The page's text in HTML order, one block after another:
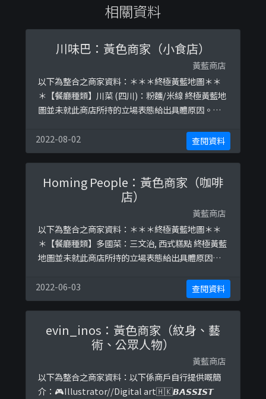
相關資料
川味巴：黃色商家（小食店）
黃藍商店
以下為整合之商家資料：＊＊＊終極黃藍地圖＊＊
＊【餐廳種類】川菜 (四川)：粉麵/米線 終極黃藍地
圖並未就此商店所持的立場表態給出具體原因。＊
https://www.facebook.com/314834852536657
/posts/371935240159951/https://www.facebo
ok.com/314834852536657/posts/39 ...
2022-08-02 查閱資料
Homing People：黃色商家（咖啡
店）
黃藍商店
以下為整合之商家資料：＊＊＊終極黃藍地圖＊＊
＊【餐廳種類】多國菜：三文治, 西式糕點 終極黃藍
地圖並未就此商店所持的立場表態給出具體原因。
Hours are 8:15am-5:00pm (Monday to Friday);
9:00-4:00pm (Saturday); closed on Sunday and
public holidays.We a ...
2022-06-03 查閱資料
evin_inos：黃色商家（紋身、藝
術、公眾人物）
黃藍商店
以下為整合之商家資料：以下係商戶自行提供嘅簡
介：🎮Illustrator//Digital art🇭🇰𝘽𝘼𝙎𝙎𝙄𝙎𝙏